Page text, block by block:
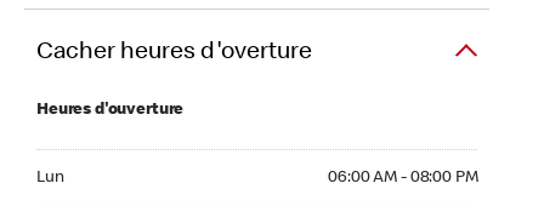
Cacher heures d'overture
Heures d'ouverture
Lun 06:00 AM - 08:00 PM